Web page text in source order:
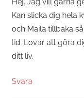
Kan slicka dig hela
och Maila tillbaka
tid. Lovar att göra
ditt liv.
Svara